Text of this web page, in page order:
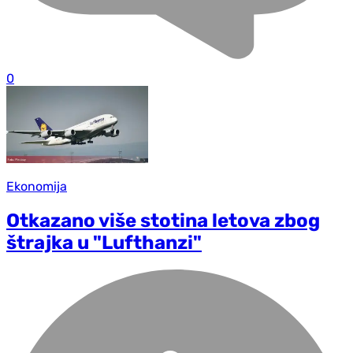
0
Ekonomija
Otkazano više stotina letova zbog
štrajka u "Lufthanzi"